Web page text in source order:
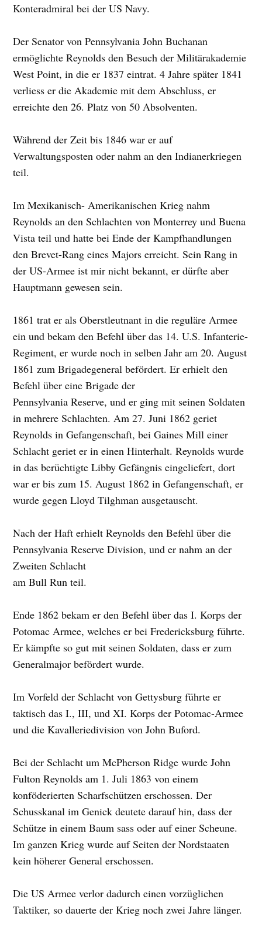
Konteradmiral bei der US Navy.
Der Senator von Pennsylvania John Buchanan
ermöglichte Reynolds den Besuch der Militärakademie
West Point, in die er 1837 eintrat. 4 Jahre später 1841
verliess er die Akademie mit dem Abschluss, er
erreichte den 26. Platz von 50 Absolventen.
Während der Zeit bis 1846 war er auf
Verwaltungsposten oder nahm an den Indianerkriegen
teil.
Im Mexikanisch- Amerikanischen Krieg nahm
Reynolds an den Schlachten von Monterrey und Buena
Vista teil und hatte bei Ende der Kampfhandlungen
den Brevet-Rang eines Majors erreicht. Sein Rang in
der US-Armee ist mir nicht bekannt, er dürfte aber
Hauptmann gewesen sein.
1861 trat er als Oberstleutnant in die reguläre Armee
ein und bekam den Befehl über das 14. U.S. Infanterie-
Regiment, er wurde noch in selben Jahr am 20. August
1861 zum Brigadegeneral befördert. Er erhielt den
Befehl über eine Brigade der
Pennsylvania Reserve, und er ging mit seinen Soldaten
in mehrere Schlachten. Am 27. Juni 1862 geriet
Reynolds in Gefangenschaft, bei Gaines Mill einer
Schlacht geriet er in einen Hinterhalt. Reynolds wurde
in das berüchtigte Libby Gefängnis eingeliefert, dort
war er bis zum 15. August 1862 in Gefangenschaft, er
wurde gegen Lloyd Tilghman ausgetauscht.
Nach der Haft erhielt Reynolds den Befehl über die
Pennsylvania Reserve Division, und er nahm an der
Zweiten Schlacht
am Bull Run teil.
Ende 1862 bekam er den Befehl über das I. Korps der
Potomac Armee, welches er bei Fredericksburg führte.
Er kämpfte so gut mit seinen Soldaten, dass er zum
Generalmajor befördert wurde.
Im Vorfeld der Schlacht von Gettysburg führte er
taktisch das I., III, und XI. Korps der Potomac-Armee
und die Kavalleriedivision von John Buford.
Bei der Schlacht um McPherson Ridge wurde John
Fulton Reynolds am 1. Juli 1863 von einem
konföderierten Scharfschützen erschossen. Der
Schusskanal im Genick deutete darauf hin, dass der
Schütze in einem Baum sass oder auf einer Scheune.
Im ganzen Krieg wurde auf Seiten der Nordstaaten
kein höherer General erschossen.
Die US Armee verlor dadurch einen vorzüglichen
Taktiker, so dauerte der Krieg noch zwei Jahre länger.